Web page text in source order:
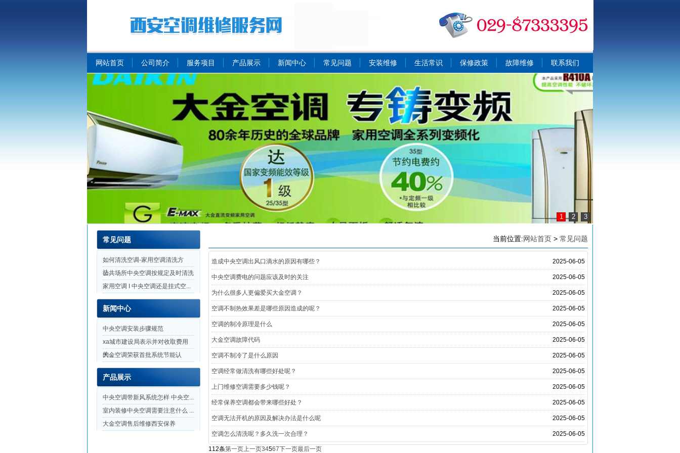
网站首页 公司简介 服务项目 产品展示 新闻中心 常见问题 安装维修 生活常识 保修政策 故障维修 联系我们
1 2 3
常见问题
如何清洗空调-家用空调清洗方
法...
公共场所中央空调按规定及时清洗
家用空调 I 中央空调还是挂式空...
新闻中心
中央空调安装步骤规范
xa城市建设局表示并对收取费用
的...
大金空调荣获首批系统节能认
证，...
产品展示
中央空调带新风系统怎样 中央空...
室内装修中央空调需要注意什么 ...
大金空调售后维修西安保养
当前位置:网站首页 > 常见问题
2025-06-05
造成中央空调出风口滴水的原因有哪些？
2025-06-05
中央空调费电的问题应该及时的关注
2025-06-05
为什么很多人更偏爱买大金空调？
2025-06-05
空调不制热效果差是哪些原因造成的呢？
2025-06-05
空调的制冷原理是什么
2025-06-05
大金空调故障代码
2025-06-05
空调不制冷了是什么原因
2025-06-05
空调经常做清洗有哪些好处呢？
2025-06-05
上门维修空调需要多少钱呢？
2025-06-05
经常保养空调都会带来哪些好处？
2025-06-05
空调无法开机的原因及解决办法是什么呢
2025-06-05
空调怎么清洗呢？多久洗一次合理？
112条第一页上一页34567下一页最后一页